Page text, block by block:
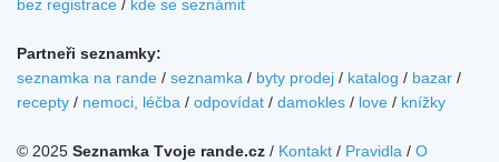
bez registrace / kde se seznámit
Partneři seznamky:
seznamka na rande / seznamka / byty prodej / katalog / bazar /
recepty / nemoci, léčba / odpovídat / damokles / love / knížky
© 2025 Seznamka Tvoje rande.cz / Kontakt / Pravidla / O